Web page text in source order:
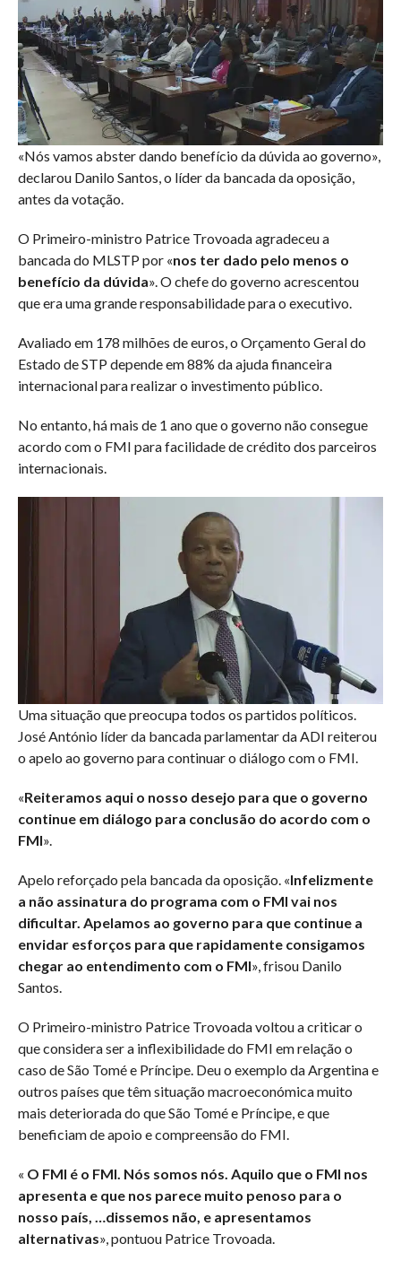
«Nós vamos abster dando benefício da dúvida ao governo»,
declarou Danilo Santos, o líder da bancada da oposição,
antes da votação.
O Primeiro-ministro Patrice Trovoada agradeceu a
bancada do MLSTP por «nos ter dado pelo menos o
benefício da dúvida». O chefe do governo acrescentou
que era uma grande responsabilidade para o executivo.
Avaliado em 178 milhões de euros, o Orçamento Geral do
Estado de STP depende em 88% da ajuda financeira
internacional para realizar o investimento público.
No entanto, há mais de 1 ano que o governo não consegue
acordo com o FMI para facilidade de crédito dos parceiros
internacionais.
Uma situação que preocupa todos os partidos políticos.
José António líder da bancada parlamentar da ADI reiterou
o apelo ao governo para continuar o diálogo com o FMI.
«Reiteramos aqui o nosso desejo para que o governo
continue em diálogo para conclusão do acordo com o
FMI».
Apelo reforçado pela bancada da oposição. «Infelizmente
a não assinatura do programa com o FMI vai nos
dificultar. Apelamos ao governo para que continue a
envidar esforços para que rapidamente consigamos
chegar ao entendimento com o FMI», frisou Danilo
Santos.
O Primeiro-ministro Patrice Trovoada voltou a criticar o
que considera ser a inflexibilidade do FMI em relação o
caso de São Tomé e Príncipe. Deu o exemplo da Argentina e
outros países que têm situação macroeconómica muito
mais deteriorada do que São Tomé e Príncipe, e que
beneficiam de apoio e compreensão do FMI.
« O FMI é o FMI. Nós somos nós. Aquilo que o FMI nos
apresenta e que nos parece muito penoso para o
nosso país, …dissemos não, e apresentamos
alternativas», pontuou Patrice Trovoada.